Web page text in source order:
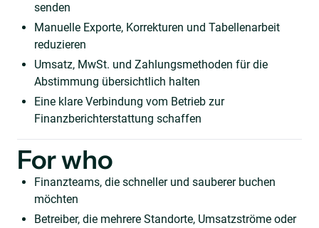
senden
Manuelle Exporte, Korrekturen und Tabellenarbeit
reduzieren
Umsatz, MwSt. und Zahlungsmethoden für die
Abstimmung übersichtlich halten
Eine klare Verbindung vom Betrieb zur
Finanzberichterstattung schaffen
For who
Finanzteams, die schneller und sauberer buchen
möchten
Betreiber, die mehrere Standorte, Umsatzströme oder